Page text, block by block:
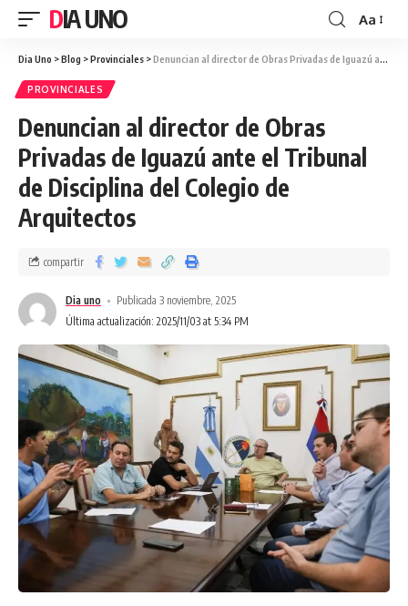
DIA UNO Aa
Dia Uno >Blog >Provinciales >Denuncian al director de Obras Privadas de Iguazú ante el Tribunal de Disciplina del Colegio de Arquitectos
PROVINCIALES
Denuncian al director de Obras
Privadas de Iguazú ante el Tribunal
de Disciplina del Colegio de
Arquitectos
Última actualización: 2025/11/03 at 5:34 PM
Dia uno Publicada 3 noviembre, 2025
compartir